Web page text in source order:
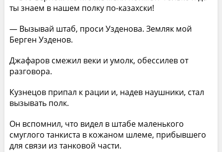
ты знаем в нашем полку по-казахски!
— Вызывай штаб, проси Узденова. Земляк мой
Берген Узденов.
Джафаров смежил веки и умолк, обессилев от
разговора.
Кузнецов припал к рации и, надев наушники, стал
вызывать полк.
Он вспомнил, что видел в штабе маленького
смуглого танкиста в кожаном шлеме, прибывшего
для связи из танковой части.